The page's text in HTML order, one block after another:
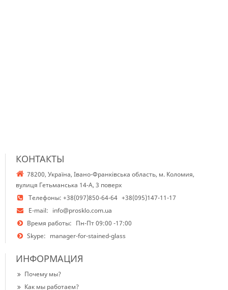
КОНТАКТЫ
78200, Україна, Івано-Франківська область, м. Коломия,
вулиця Гетьманська 14-А, 3 поверх
Телефоны: +38(097)850-64-64 +38(095)147-11-17
E-mail: info@prosklo.com.ua
Время работы: Пн-Пт 09:00 -17:00
Skype: manager-for-stained-glass
ИНФОРМАЦИЯ
Почему мы?
Как мы работаем?